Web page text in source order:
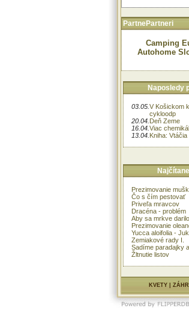
PartnePartneri
Camping
Autohome
Naposledy
03.05. V Košickom
cykloodp
20.04. Deň Zeme
16.04. Viac
13.04. Kniha: Vtáčia
Prezimovanie
Čo s čím pestovať
Priveľa mravcov
Dracéna - problém
Aby sa mrkve darilo
Prezimovanie
Yucca aloifolia -
Zemiakové rady I.
Sadíme paradajky
Žltnutie listov
KVETY